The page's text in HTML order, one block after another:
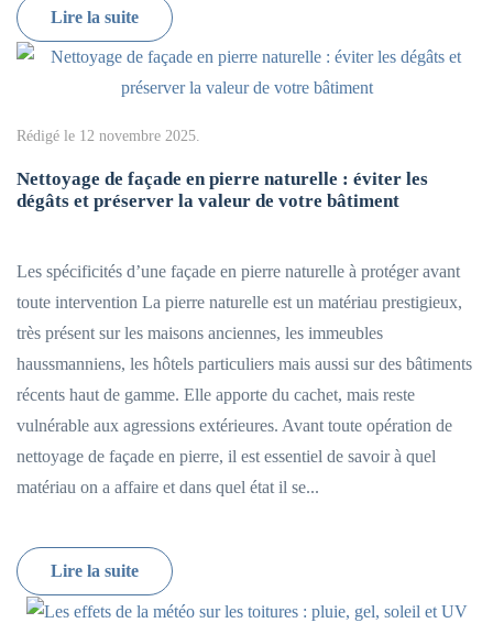
Lire la suite
Rédigé le 12 novembre 2025
Nettoyage de façade en pierre naturelle : éviter les
dégâts et préserver la valeur de votre bâtiment
Les spécificités d’une façade en pierre naturelle à protéger avant
toute intervention La pierre naturelle est un matériau prestigieux,
très présent sur les maisons anciennes, les immeubles
haussmanniens, les hôtels particuliers mais aussi sur des bâtiments
récents haut de gamme. Elle apporte du cachet, mais reste
vulnérable aux agressions extérieures. Avant toute opération de
nettoyage de façade en pierre, il est essentiel de savoir à quel
matériau on a affaire et dans quel état il se...
Lire la suite